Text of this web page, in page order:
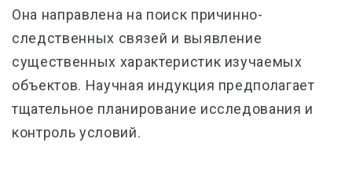
Она направлена на поиск причинно-
следственных связей и выявление
существенных характеристик изучаемых
объектов. Научная индукция предполагает
тщательное планирование исследования и
контроль условий.